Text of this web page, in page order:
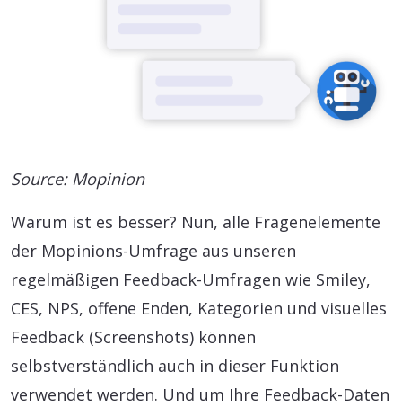
Source: Mopinion
Warum ist es besser? Nun, alle Fragenelemente
der Mopinions-Umfrage aus unseren
regelmäßigen Feedback-Umfragen wie Smiley,
CES, NPS, offene Enden, Kategorien und visuelles
Feedback (Screenshots) können
selbstverständlich auch in dieser Funktion
verwendet werden. Und um Ihre Feedback-Daten